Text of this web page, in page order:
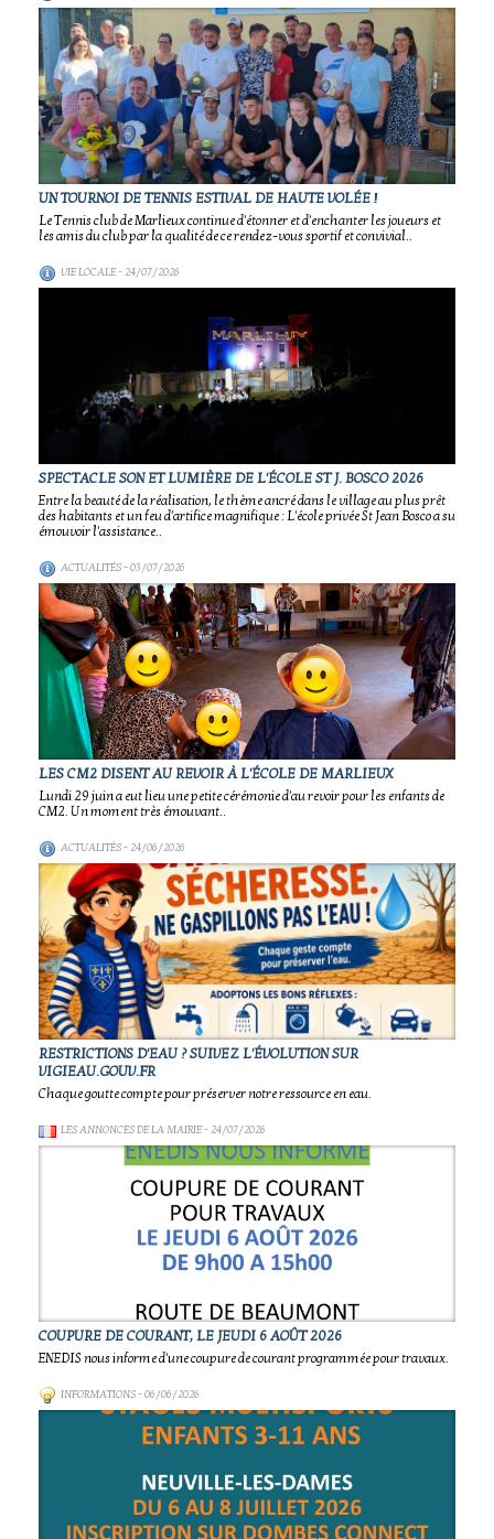
UN TOURNOI DE TENNIS ESTIVAL DE HAUTE VOLÉE !
Le Tennis club de Marlieux continue d'étonner et d'enchanter les joueurs et
les amis du club par la qualité de ce rendez-vous sportif et convivial..
VIE LOCALE- 24/07/2026
SPECTACLE SON ET LUMIÈRE DE L'ÉCOLE ST J. BOSCO 2026
Entre la beauté de la réalisation, le thème ancré dans le village au plus prêt
des habitants et un feu d'artifice magnifique : L'école privée St Jean Bosco a su
émouvoir l'assistance..
ACTUALITÉS- 03/07/2026
LES CM2 DISENT AU REVOIR À L'ÉCOLE DE MARLIEUX
Lundi 29 juin a eut lieu une petite cérémonie d'au revoir pour les enfants de
CM2. Un moment très émouvant..
ACTUALITÉS- 24/06/2026
RESTRICTIONS D'EAU ? SUIVEZ L'ÉVOLUTION SUR
VIGIEAU.GOUV.FR
Chaque goutte compte pour préserver notre ressource en eau.
LES ANNONCES DE LA MAIRIE- 24/07/2026
COUPURE DE COURANT, LE JEUDI 6 AOÛT 2026
ENEDIS nous informe d'une coupure de courant programmée pour travaux.
INFORMATIONS- 06/06/2026